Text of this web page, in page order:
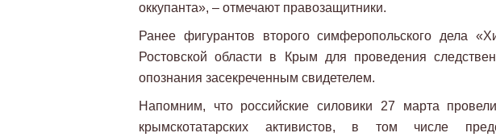
оккупанта», – отмечают правозащитники.
Ранее фигурантов второго симферопольского дела
Ростовской области в Крым для проведения
опознания засекреченным свидетелем.
Напомним, что российские силовики 27 марта
крымскотатарских активистов, в том числе